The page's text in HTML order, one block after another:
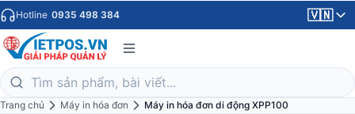
Hotline 0935 498 384 🇻🇳
Trang chủ Máy in hóa đơn Máy in hóa đơn di động XPP100